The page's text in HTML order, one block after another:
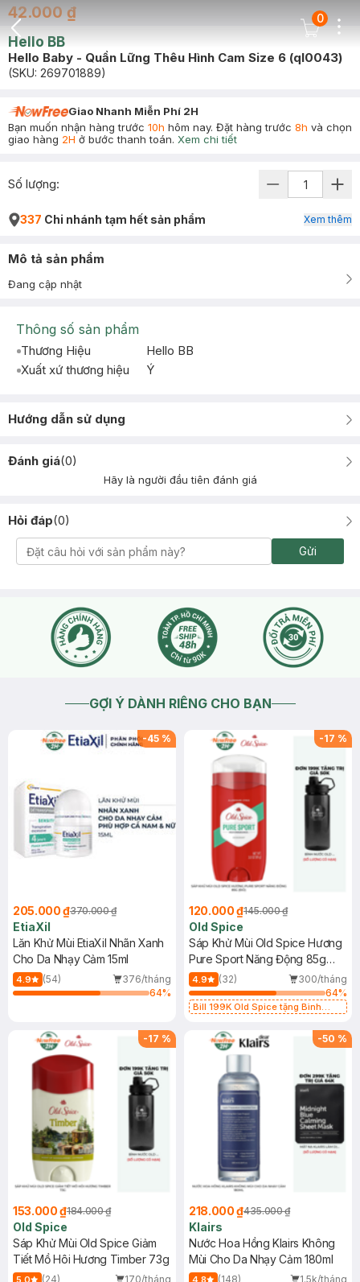
Back Icon
Cart Icon
0
42.000 ₫
Hello BB
Hello Baby - Quần Lững Thêu Hình Cam Size 6 (ql0043)
(SKU: 269701889)
Giao Nhanh Miễn Phí 2H
Bạn muốn nhận hàng trước 10h hôm nay. Đặt hàng trước 8h và chọn
giao hàng 2H ở bước thanh toán. Xem chi tiết
Số lượng:
337 Chi nhánh tạm hết sản phẩm Xem thêm
Mô tả sản phẩm
Đang cập nhật
Thông số sản phẩm
Thương Hiệu
Hello BB
Xuất xứ thương hiệu
Ý
Hướng dẫn sử dụng
Đánh giá(0)
Hãy là người đầu tiên đánh giá
Hỏi đáp(0)
Gửi
GỢI Ý DÀNH RIÊNG CHO BẠN
-45 %
205.000 ₫370.000 ₫
EtiaXil
Lăn Khử Mùi EtiaXil Nhãn Xanh
Cho Da Nhạy Cảm 15ml
4.9 (54)
376/tháng
64%
-17 %
120.000 ₫145.000 ₫
Old Spice
Sáp Khử Mùi Old Spice Hương
Pure Sport Năng Động 85g
(Đỏ)
4.9 (32)
300/tháng
64%
Bill 199K Old Spice tặng Bình
-17 %
153.000 ₫184.000 ₫
Old Spice
Sáp Khử Mùi Old Spice Giảm
Tiết Mồ Hôi Hương Timber 73g
5.0 (24)
170/tháng
-50 %
218.000 ₫435.000 ₫
Klairs
Nước Hoa Hồng Klairs Không
Mùi Cho Da Nhạy Cảm 180ml
4.8 (148)
1.5k/tháng